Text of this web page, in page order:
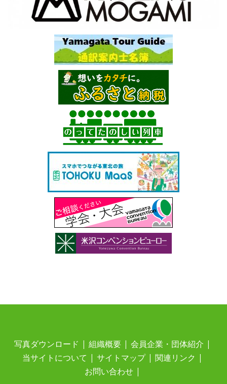
写真ダウンロード 組織概要
会員企業・団体紹介
当サイトについて
サイトマップ
関連リンク
お問い合わせ